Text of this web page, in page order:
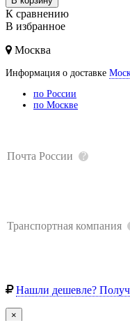
К сравнению
В избранное
Москва
Информация о доставке
по России
по Москве
Почта России
Транспортная компания
Нашли дешевле?
×